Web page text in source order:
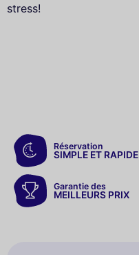
stress!
Réservation
SIMPLE ET RAPIDE
Garantie des
MEILLEURS PRIX